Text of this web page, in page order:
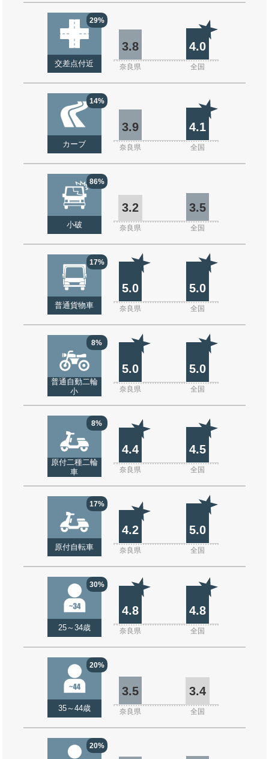
29%
交差点付近
3.8 4.0
奈良県 全国
14%
カーブ
3.9 4.1
奈良県 全国
86%
小破
3.2 3.5
奈良県 全国
17%
普通貨物車
5.0 5.0
奈良県 全国
8%
普通自動二輪
小
5.0 5.0
奈良県 全国
8%
原付二種二輪
車
4.4 4.5
奈良県 全国
17%
原付自転車
4.2 5.0
奈良県 全国
30%
25～34歳
4.8 4.8
奈良県 全国
20%
35～44歳
3.5 3.4
奈良県 全国
20%